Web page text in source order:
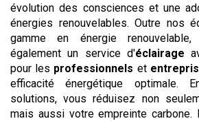
évolution des consciences et une
énergies renouvelables. Outre nos
gamme en énergie renouvelable,
également un service d'éclairage
pour les professionnels et
efficacité énergétique optimale.
solutions, vous réduisez non
mais aussi votre empreinte